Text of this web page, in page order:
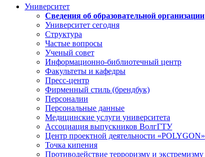
Университет
Сведения об образовательной организации
Университет сегодня
Структура
Частые вопросы
Ученый совет
Информационно-библиотечный центр
Факультеты и кафедры
Пресс-центр
Фирменный стиль (брендбук)
Персоналии
Персональные данные
Медицинские услуги университета
Ассоциация выпускников ВолгГТУ
Центр проектной деятельности «POLYGON»
Точка кипения
Противодействие терроризму и экстремизму